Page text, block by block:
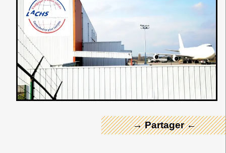
→ Partager ←
← Merci ! →